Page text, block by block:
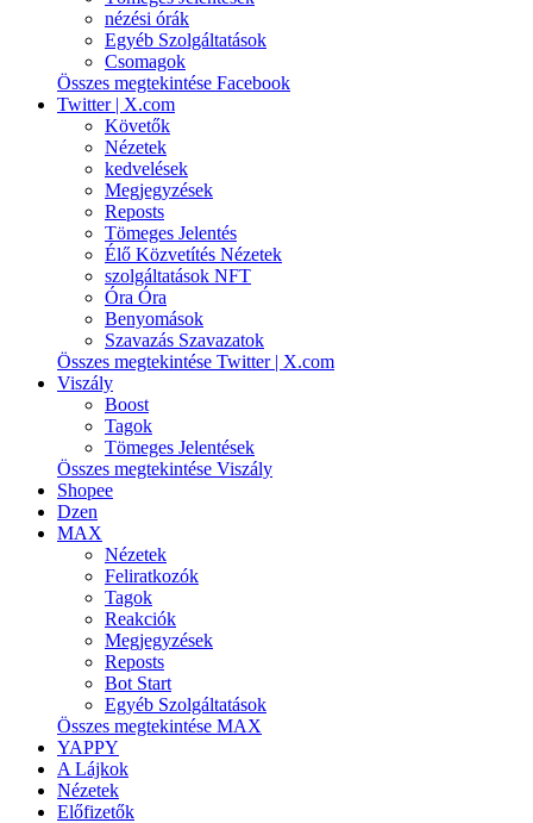
nézési órák
Egyéb Szolgáltatások
Csomagok
Összes megtekintése Facebook
Twitter | X.com
Követők
Nézetek
kedvelések
Megjegyzések
Reposts
Tömeges Jelentés
Élő Közvetítés Nézetek
szolgáltatások NFT
Óra Óra
Benyomások
Szavazás Szavazatok
Összes megtekintése Twitter | X.com
Viszály
Boost
Tagok
Tömeges Jelentések
Összes megtekintése Viszály
Shopee
Dzen
MAX
Nézetek
Feliratkozók
Tagok
Reakciók
Megjegyzések
Reposts
Bot Start
Egyéb Szolgáltatások
Összes megtekintése MAX
YAPPY
A Lájkok
Nézetek
Előfizetők